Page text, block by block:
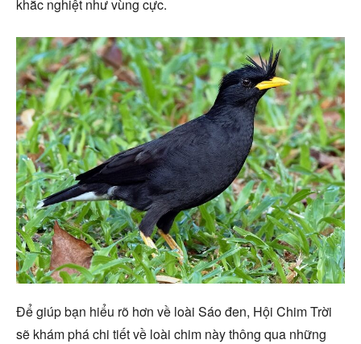
khắc nghiệt như vùng cực.
Để giúp bạn hiểu rõ hơn về loài Sáo đen, Hội Chim Trời
sẽ khám phá chi tiết về loài chim này thông qua những